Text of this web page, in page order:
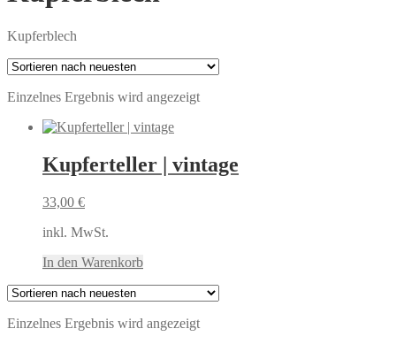
Kupferblech
Einzelnes Ergebnis wird angezeigt
Kupferteller | vintage
33,00 €
inkl. MwSt.
In den Warenkorb
Einzelnes Ergebnis wird angezeigt